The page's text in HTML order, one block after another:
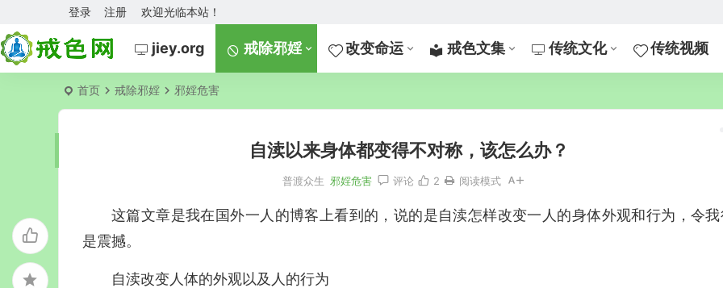
欢迎光临本站！
登录 注册
jiey.org 戒除邪婬 改变命运 戒色文集 传统文化 传统视频
首页 戒除邪婬 邪婬危害
自渎以来身体都变得不对称，该怎么办？
普渡众生 邪婬危害 评论 2 阅读模式
这篇文章是我在国外一人的博客上看到的，说的是自渎怎样改变一人的身体外观和行为，令
是震撼。
自渎改变人体的外观以及人的行为